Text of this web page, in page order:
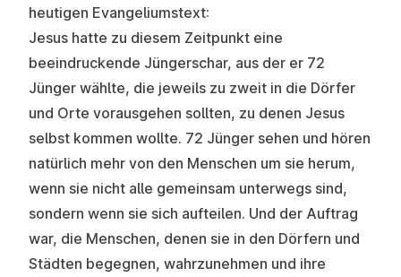
heutigen Evangeliumstext:
Jesus hatte zu diesem Zeitpunkt eine
beeindruckende Jüngerschar, aus der er 72
Jünger wählte, die jeweils zu zweit in die Dörfer
und Orte vorausgehen sollten, zu denen Jesus
selbst kommen wollte. 72 Jünger sehen und hören
natürlich mehr von den Menschen um sie herum,
wenn sie nicht alle gemeinsam unterwegs sind,
sondern wenn sie sich aufteilen. Und der Auftrag
war, die Menschen, denen sie in den Dörfern und
Städten begegnen, wahrzunehmen und ihre